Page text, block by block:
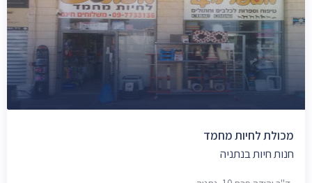
מכולת לחיות מחמד
חנות חיות בנתניה